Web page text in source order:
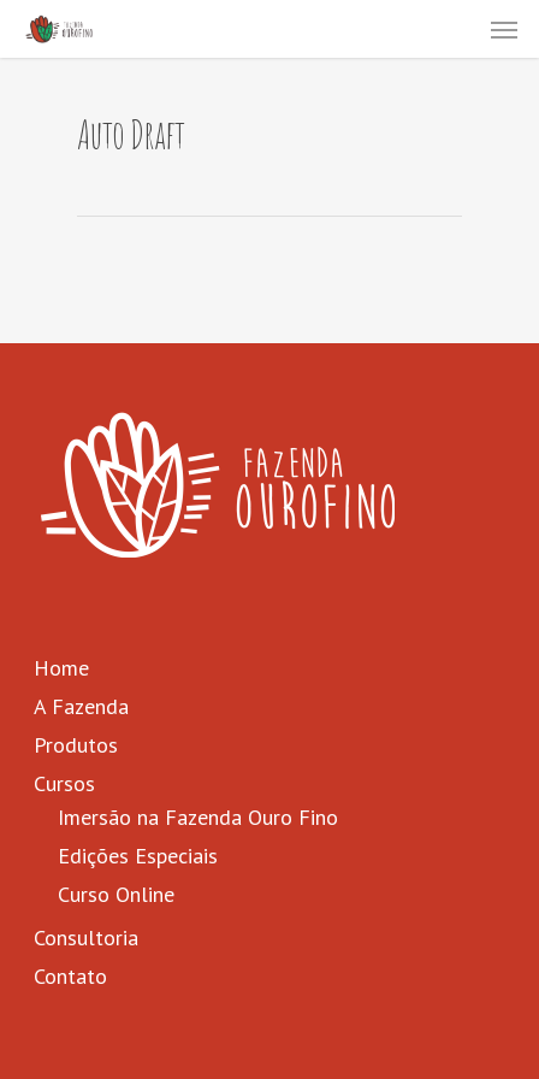
Auto Draft
Home
A Fazenda
Produtos
Cursos
Imersão na Fazenda Ouro Fino
Edições Especiais
Curso Online
Consultoria
Contato